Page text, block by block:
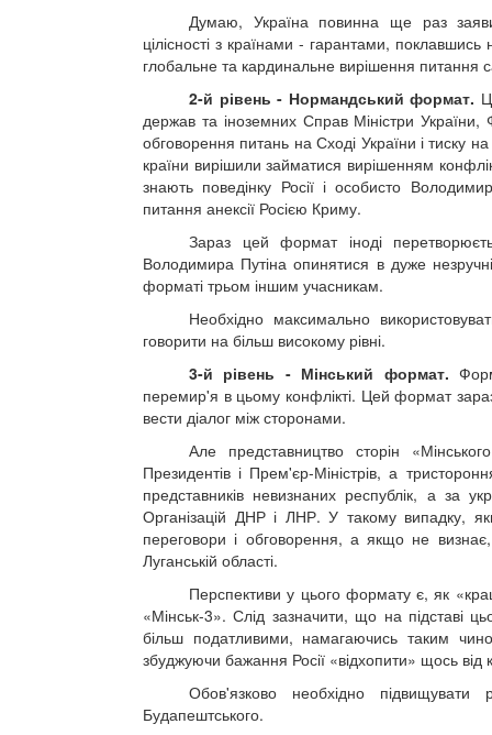
Думаю, Україна повинна ще раз
цілісності з країнами - гарантами,
глобальне та кардинальне вирішення питання
2-й рівень - Нормандський формат.
держав та іноземних Справ Міністри України,
обговорення питань на Сході України і тиску
країни вирішили займатися вирішенням
знають поведінку Росії і особисто
питання анексії Росією Криму.
Зараз цей формат іноді
Володимира Путіна опинятися в дуже
форматі трьом іншим учасникам.
Необхідно максимально
говорити на більш високому рівні.
3-й рівень - Мінський формат.
перемир'я в цьому конфлікті. Цей формат
вести діалог між сторонами.
Але представництво сторін
Президентів і Прем'єр-Міністрів, а
представників невизнаних республік, а за
Організацій ДНР і ЛНР. У такому випадку,
переговори і обговорення, а якщо не
Луганській області.
Перспективи у цього формату є, як
«Мінськ-3». Слід зазначити, що на підставі
більш податливими, намагаючись таким
збуджуючи бажання Росії «відхопити» щось
Обов'язково необхідно
Будапештського.